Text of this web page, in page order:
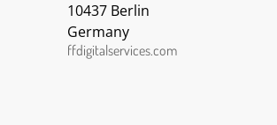
10437 Berlin
Germany
ffdigitalservices.com